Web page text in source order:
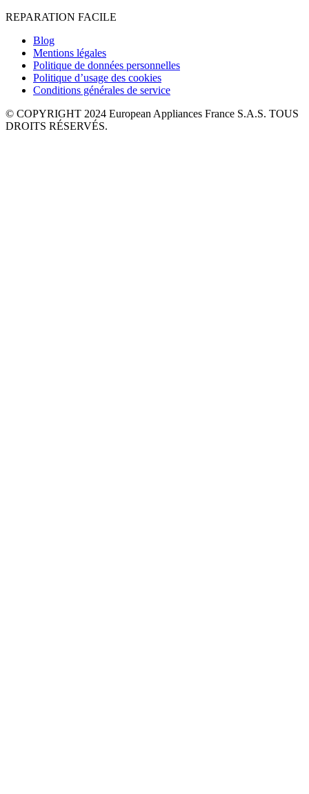
REPARATION FACILE
Blog
Mentions légales
Politique de données personnelles
Politique d’usage des cookies
Conditions générales de service
© COPYRIGHT 2024 European Appliances France S.A.S. TOUS
DROITS RÉSERVÉS.